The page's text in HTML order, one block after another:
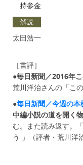
持参金
解説
太田浩一
［書評］
●毎日新聞／2016年
荒川洋治さんの「こ
●毎日新聞／今週の本
中編小説の道を開く
む。また読み返す。
う 」（評者・荒川洋